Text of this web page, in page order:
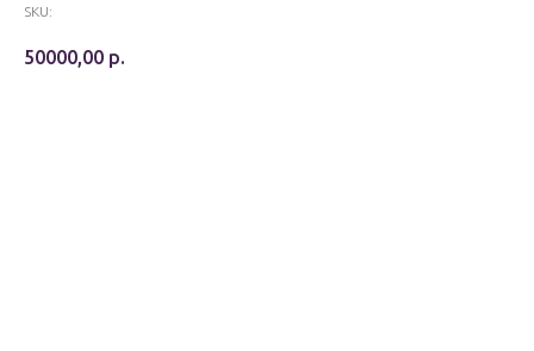
SKU:
50000,00 р.